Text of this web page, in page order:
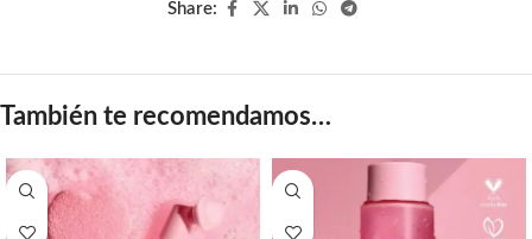
Share:
También te recomendamos…